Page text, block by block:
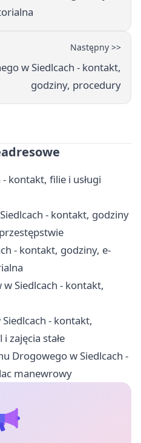
Następny >>
w Siedlcach - kontakt,
godziny, procedury
kontakt, filie i usługi
- kontakt, godziny
- kontakt, godziny, e-
w Siedlcach - kontakt,
- kontakt,
zajęcia stałe
Drogowego w Siedlcach -
manewrowy